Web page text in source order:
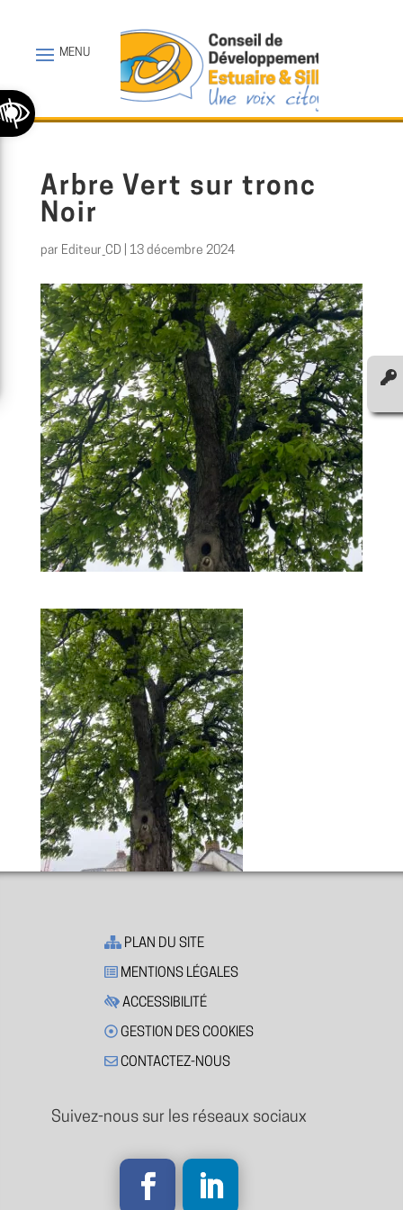
la barre d’outils
Arbre Vert sur tronc
Noir
par Editeur_CD 13 décembre 2024
PLAN DU SITE
MENTIONS LÉGALES
ACCESSIBILITÉ
GESTION DES COOKIES
CONTACTEZ-NOUS
Suivez-nous sur les réseaux sociaux